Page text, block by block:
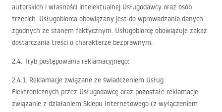
autorskich i własności intelektualnej Usługodawcy oraz osób
trzecich. Usługobiorca obowiązany jest do wprowadzania danych
zgodnych ze stanem faktycznym. Usługobiorcę obowiązuje zakaz
dostarczania treści o charakterze bezprawnym.
2.4. Tryb postępowania reklamacyjnego:
2.4.1. Reklamacje związane ze świadczeniem Usług
Elektronicznych przez Usługodawcę oraz pozostałe reklamacje
związanie z działaniem Sklepu Internetowego (z wyłączeniem